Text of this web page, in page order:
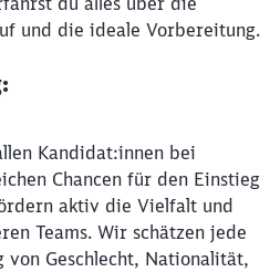
und die ideale Vorbereitung.
Kandidat:innen bei
Chancen für den Einstieg
aktiv die Vielfalt und
Teams. Wir schätzen jede
von Geschlecht, Nationalität,